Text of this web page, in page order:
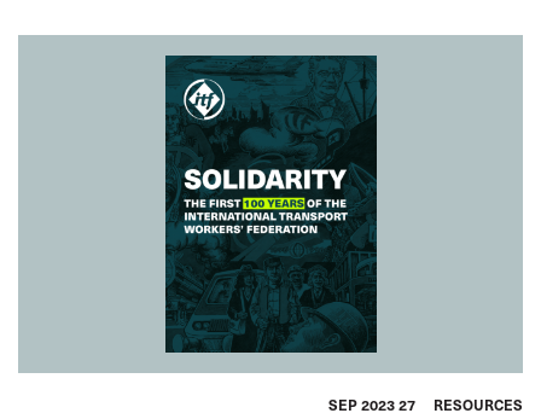
RESOURCES
27 SEP 2023